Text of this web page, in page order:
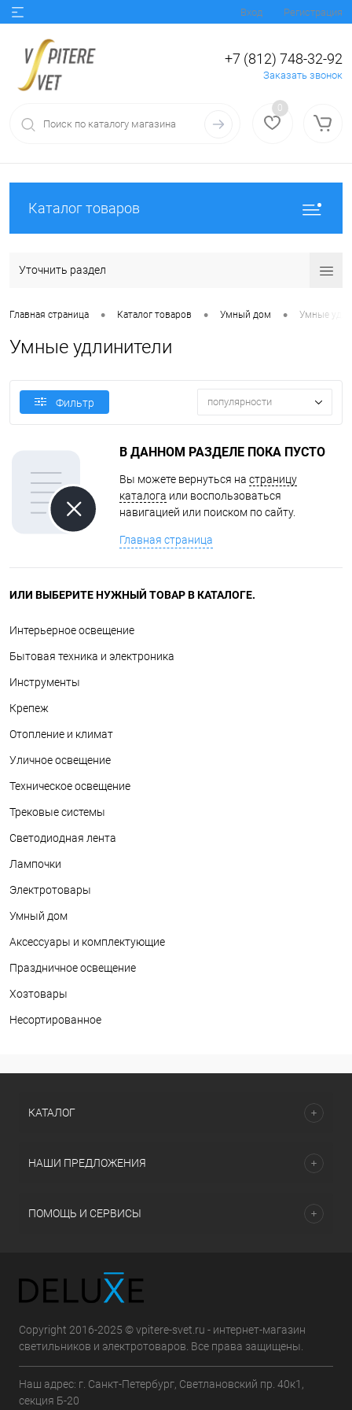
Вход Регистрация
+7 (812) 748-32-92
Заказать звонок
0
Каталог товаров
Уточнить раздел
Главная страница • Каталог товаров • Умный дом • Умные
Умные удлинители
Фильтр популярности
В ДАННОМ РАЗДЕЛЕ ПОКА ПУСТО
Вы можете вернуться на страницу
каталога или воспользоваться
навигацией или поиском по сайту.
Главная страница
ИЛИ ВЫБЕРИТЕ НУЖНЫЙ ТОВАР В КАТАЛОГЕ.
Интерьерное освещение
Бытовая техника и электроника
Инструменты
Крепеж
Отопление и климат
Уличное освещение
Техническое освещение
Трековые системы
Светодиодная лента
Лампочки
Электротовары
Умный дом
Аксессуары и комплектующие
Праздничное освещение
Хозтовары
Несортированное
КАТАЛОГ
НАШИ ПРЕДЛОЖЕНИЯ
ПОМОЩЬ И СЕРВИСЫ
Copyright 2016-2025 © vpitere-svet.ru - интернет-магазин
светильников и электротоваров. Все права защищены.
Наш адрес: г. Санкт-Петербург, Светлановский пр. 40к1,
секция Б-20